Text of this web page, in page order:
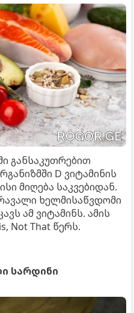
განსაკუთრებით
D ვიტამინის
მიღება საკვებიდან.
ხელმისაწვდომი
ამ ვიტამინს. ამის
Not That წერს.
სარდინი